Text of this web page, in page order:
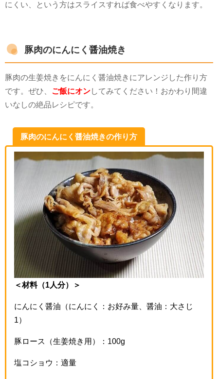
にくい、という方はスライスすれば食べやすくなります。
豚肉のにんにく醤油焼き
豚肉の生姜焼きをにんにく醤油焼きにアレンジした作り方
です。ぜひ、 ご飯にオンしてみてください！おかわり間違
いなしの絶品レシピです。
豚肉のにんにく醤油焼きの作り方
＜材料（1人分）＞
にんにく醤油（にんにく：お好み量、醤油：大さじ
1）
豚ロース（生姜焼き用）：100g
塩コショウ：適量